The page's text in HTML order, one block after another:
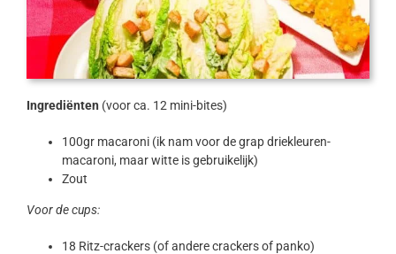
Ingrediënten (voor ca. 12 mini-bites)
100gr macaroni (ik nam voor de grap driekleuren-
macaroni, maar witte is gebruikelijk)
Zout
Voor de cups:
18 Ritz-crackers (of andere crackers of panko)